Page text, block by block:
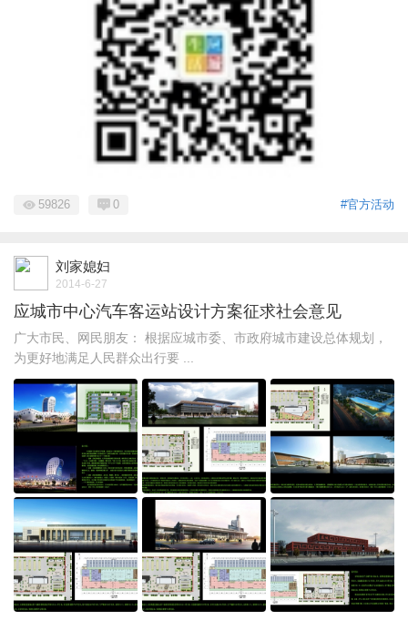
#官方活动
59826 0
刘家媳妇
2014-6-27
应城市中心汽车客运站设计方案征求社会意见
广大市民、网民朋友： 根据应城市委、市政府城市建设总体规划，
为更好地满足人民群众出行要 ...